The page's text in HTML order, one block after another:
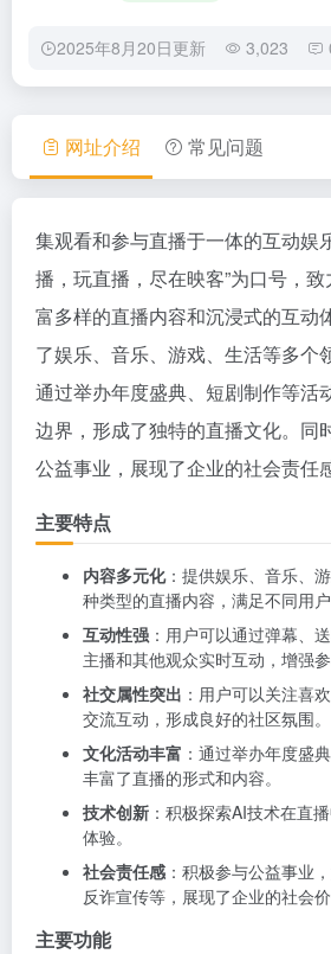
2025年8月20日更新 3,023
网址介绍 常见问题
集观看和参与直播于一体的互动娱
播，玩直播，尽在映客”为口号，
富多样的直播内容和沉浸式的互动
了娱乐、音乐、游戏、生活等多个
通过举办年度盛典、短剧制作等活
边界，形成了独特的直播文化。同
公益事业，展现了企业的社会责任感
主要特点
内容多元化：提供娱乐、音乐、
种类型的直播内容，满足不同用户
互动性强 ：用户可以通过弹幕、
主播和其他观众实时互动，增强参
社交属性突出 ：用户可以关注喜
交流互动，形成良好的社区氛围。
文化活动丰富 ：通过举办年度盛
丰富了直播的形式和内容。
技术创新 ：积极探索AI技术在直
体验。
社会责任感 ：积极参与公益事业
反诈宣传等，展现了企业的社会价
主要功能